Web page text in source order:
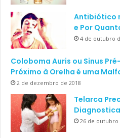
Antibiótico
e Por
4 de outubro
Coloboma Auris ou Sinus
Próximo à Orelha é uma
2 de dezembro de 2018
Telarca
26 de outubro